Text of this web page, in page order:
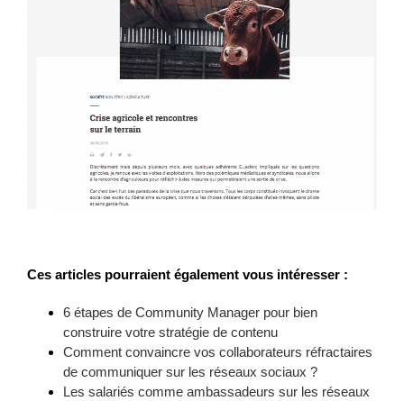
Ces articles pourraient également vous intéresser :
6 étapes de Community Manager pour bien
construire votre stratégie de contenu
Comment convaincre vos collaborateurs réfractaires
de communiquer sur les réseaux sociaux ?
Les salariés comme ambassadeurs sur les réseaux